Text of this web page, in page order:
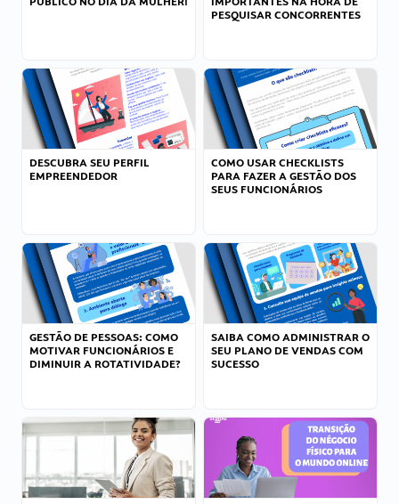
PESQUISAR CONCORRENTES
DESCUBRA SEU PERFIL
EMPREENDEDOR
COMO USAR CHECKLISTS
PARA FAZER A GESTÃO DOS
SEUS FUNCIONÁRIOS
GESTÃO DE PESSOAS: COMO
MOTIVAR FUNCIONÁRIOS E
DIMINUIR A ROTATIVIDADE?
SAIBA COMO ADMINISTRAR O
SEU PLANO DE VENDAS COM
SUCESSO